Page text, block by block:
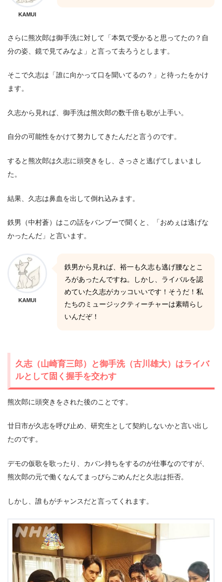
KAMUI
さらに熊次郎は御手洗に対して「本気で受かると思ってたの？自
分の姿、鏡で見てみなよ」と言って去ろうとします。
そこで久志は「誰に向かって口を聞いてるの？」と待ったをかけ
ます。
久志から見れば、御手洗は熊次郎の数千倍も歌が上手い。
自分の可能性をかけて努力してきたんだと言うのです。
すると熊次郎は久志に頭突きをし、さっさと逃げてしまいまし
た。
結果、久志は鼻血を出して倒れ込みます。
鉄男（中村蒼）はこの話をバンブーで聞くと、「おめぇは逃げな
かったんだ」と言います。
KAMUI
鉄男から見れば、裕一も久志も逃げ腰なとこ
ろがあったんですね。しかし、ライバルを認
めていた久志がカッコいいです！そうだ！私
たちのミュージックティーチャーは素晴らし
いんだぞ！
久志（山崎育三郎）と御手洗（古川雄大）はライバ
ルとして固く握手を交わす
熊次郎に頭突きをされた後のことです。
廿日市が久志を呼び止め、研究生として契約しないかと言い出し
たのです。
デモの仮歌を歌ったり、カバン持ちをするのが仕事なのですが、
熊次郎の元で働くなんてまっぴらごめんだと久志は拒否。
しかし、誰もがチャンスだと言ってくれます。